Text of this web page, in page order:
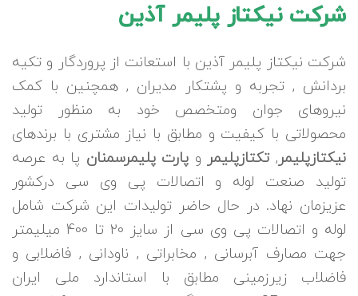
شرکت نیکتاز پلیمر آذین
شرکت نیکتاز پلیمر آذین با استعانت از پروردگار و تکیه
بردانش , تجربه و پشتکار مدیران , همچنین با کمک
نیروهای جوان ومتخصص خود به منظور تولید
محصولاتی با کیفیت و مطابق با نیاز مشتری با برندهای
نیکتازپلیمر,تکتازپلیمر و پارت پلیمرسمنان پا به عرصه
تولید صنعت لوله و اتصالات پی وی سی درکشور
عزیزمان نهاد. در حال حاضر تولیدات این شرکت شامل
لوله و اتصالات پی وی سی از سایز 20 تا 400 میلیمتر
جهت مصارف آبرسانی , مخابراتی , ناودانی , فاضلابی و
فاضلاب زیرزمینی مطابق با استاندارد ملی ایران